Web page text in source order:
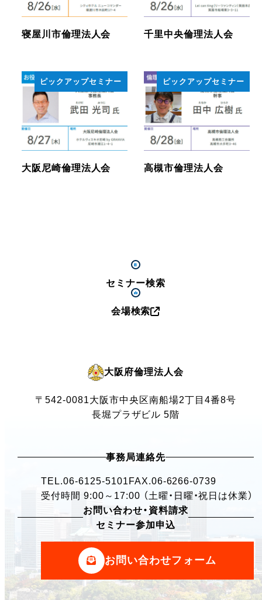
寝屋川市倫理法人会 千里中央倫理法人会
ピックアップセミナー
大阪尼崎倫理法人会
ピックアップセミナー
高槻市倫理法人会
セミナー検索
会場検索
大阪府倫理法人会
〒542-0081大阪市中央区南船場2丁目4番8号
長堀プラザビル 5階
事務局連絡先
TEL.06-6125-5101 FAX.06-6266-0739
受付時間 9:00～17:00 （土曜・日曜・祝日は休業）
お問い合わせ・資料請求
セミナー参加申込
お問い合わせフォーム